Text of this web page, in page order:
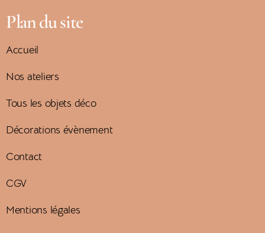
Plan du site
Accueil
Nos ateliers
Tous les objets déco
Décorations évènement
Contact
CGV
Mentions légales